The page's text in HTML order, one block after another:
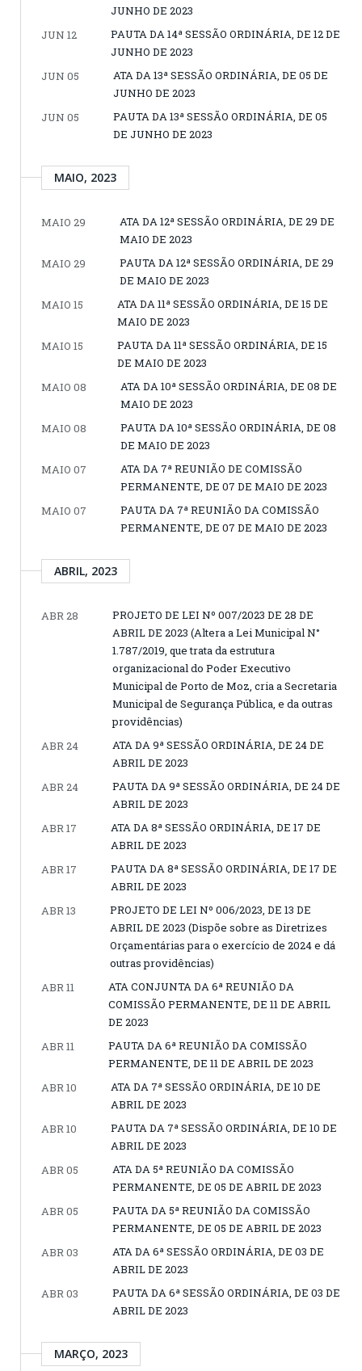
JUNHO DE 2023
JUN 12
PAUTA DA 14ª SESSÃO ORDINÁRIA, DE 12 DE
JUNHO DE 2023
JUN 05
ATA DA 13ª SESSÃO ORDINÁRIA, DE 05 DE
JUNHO DE 2023
JUN 05
PAUTA DA 13ª SESSÃO ORDINÁRIA, DE 05
DE JUNHO DE 2023
MAIO, 2023
MAIO 29
ATA DA 12ª SESSÃO ORDINÁRIA, DE 29 DE
MAIO DE 2023
MAIO 29
PAUTA DA 12ª SESSÃO ORDINÁRIA, DE 29
DE MAIO DE 2023
MAIO 15
ATA DA 11ª SESSÃO ORDINÁRIA, DE 15 DE
MAIO DE 2023
MAIO 15
PAUTA DA 11ª SESSÃO ORDINÁRIA, DE 15
DE MAIO DE 2023
MAIO 08
ATA DA 10ª SESSÃO ORDINÁRIA, DE 08 DE
MAIO DE 2023
MAIO 08
PAUTA DA 10ª SESSÃO ORDINÁRIA, DE 08
DE MAIO DE 2023
MAIO 07
ATA DA 7ª REUNIÃO DE COMISSÃO
PERMANENTE, DE 07 DE MAIO DE 2023
MAIO 07
PAUTA DA 7ª REUNIÃO DA COMISSÃO
PERMANENTE, DE 07 DE MAIO DE 2023
ABRIL, 2023
ABR 28
PROJETO DE LEI Nº 007/2023 DE 28 DE
ABRIL DE 2023 (Altera a Lei Municipal N°
1.787/2019, que trata da estrutura
organizacional do Poder Executivo
Municipal de Porto de Moz, cria a Secretaria
Municipal de Segurança Pública, e da outras
providências)
ABR 24
ATA DA 9ª SESSÃO ORDINÁRIA, DE 24 DE
ABRIL DE 2023
ABR 24
PAUTA DA 9ª SESSÃO ORDINÁRIA, DE 24 DE
ABRIL DE 2023
ABR 17
ATA DA 8ª SESSÃO ORDINÁRIA, DE 17 DE
ABRIL DE 2023
ABR 17
PAUTA DA 8ª SESSÃO ORDINÁRIA, DE 17 DE
ABRIL DE 2023
ABR 13
PROJETO DE LEI Nº 006/2023, DE 13 DE
ABRIL DE 2023 (Dispõe sobre as Diretrizes
Orçamentárias para o exercício de 2024 e dá
outras providências)
ABR 11
ATA CONJUNTA DA 6ª REUNIÃO DA
COMISSÃO PERMANENTE, DE 11 DE ABRIL
DE 2023
ABR 11
PAUTA DA 6ª REUNIÃO DA COMISSÃO
PERMANENTE, DE 11 DE ABRIL DE 2023
ABR 10
ATA DA 7ª SESSÃO ORDINÁRIA, DE 10 DE
ABRIL DE 2023
ABR 10
PAUTA DA 7ª SESSÃO ORDINÁRIA, DE 10 DE
ABRIL DE 2023
ABR 05
ATA DA 5ª REUNIÃO DA COMISSÃO
PERMANENTE, DE 05 DE ABRIL DE 2023
ABR 05
PAUTA DA 5ª REUNIÃO DA COMISSÃO
PERMANENTE, DE 05 DE ABRIL DE 2023
ABR 03
ATA DA 6ª SESSÃO ORDINÁRIA, DE 03 DE
ABRIL DE 2023
ABR 03
PAUTA DA 6ª SESSÃO ORDINÁRIA, DE 03 DE
ABRIL DE 2023
MARÇO, 2023